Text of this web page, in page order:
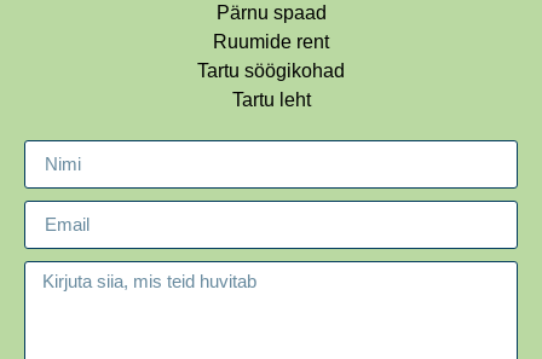
Pärnu spaad
Ruumide rent
Tartu söögikohad
Tartu leht